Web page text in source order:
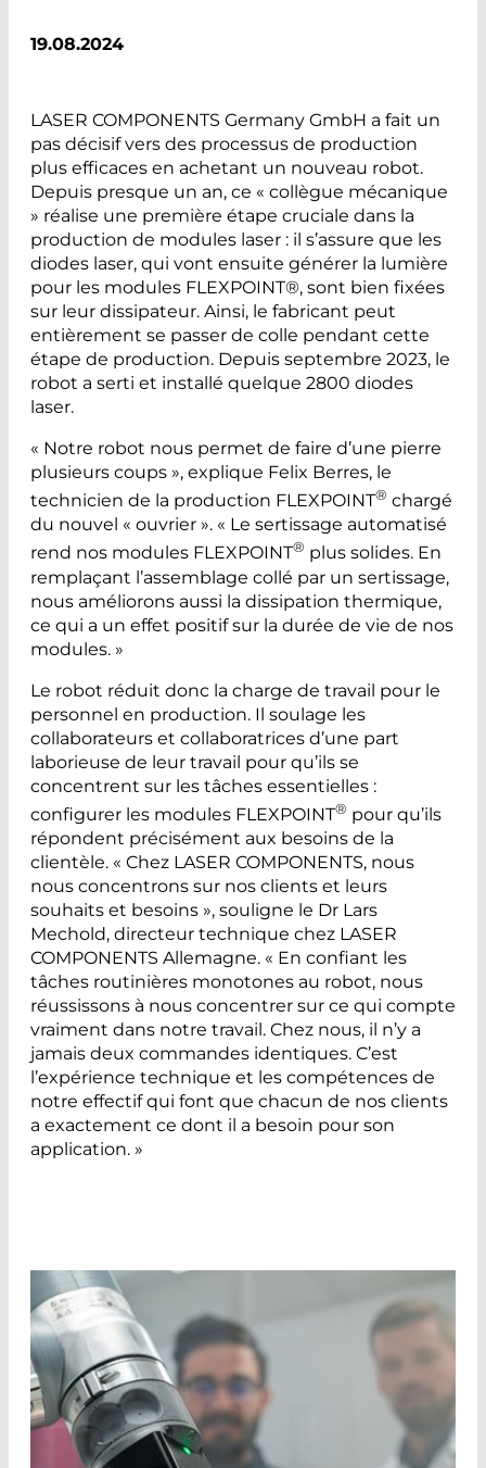
19.08.2024
LASER COMPONENTS Germany GmbH a fait un
pas décisif vers des processus de production
plus efficaces en achetant un nouveau robot.
Depuis presque un an, ce « collègue mécanique
» réalise une première étape cruciale dans la
production de modules laser : il s’assure que les
diodes laser, qui vont ensuite générer la lumière
pour les modules FLEXPOINT®, sont bien fixées
sur leur dissipateur. Ainsi, le fabricant peut
entièrement se passer de colle pendant cette
étape de production. Depuis septembre 2023, le
robot a serti et installé quelque 2800 diodes
laser.
« Notre robot nous permet de faire d’une pierre
plusieurs coups », explique Felix Berres, le
technicien de la production FLEXPOINT® chargé
du nouvel « ouvrier ». « Le sertissage automatisé
rend nos modules FLEXPOINT® plus solides. En
remplaçant l’assemblage collé par un sertissage,
nous améliorons aussi la dissipation thermique,
ce qui a un effet positif sur la durée de vie de nos
modules. »
Le robot réduit donc la charge de travail pour le
personnel en production. Il soulage les
collaborateurs et collaboratrices d’une part
laborieuse de leur travail pour qu’ils se
concentrent sur les tâches essentielles :
configurer les modules FLEXPOINT® pour qu’ils
répondent précisément aux besoins de la
clientèle. « Chez LASER COMPONENTS, nous
nous concentrons sur nos clients et leurs
souhaits et besoins », souligne le Dr Lars
Mechold, directeur technique chez LASER
COMPONENTS Allemagne. « En confiant les
tâches routinières monotones au robot, nous
réussissons à nous concentrer sur ce qui compte
vraiment dans notre travail. Chez nous, il n’y a
jamais deux commandes identiques. C’est
l’expérience technique et les compétences de
notre effectif qui font que chacun de nos clients
a exactement ce dont il a besoin pour son
application. »